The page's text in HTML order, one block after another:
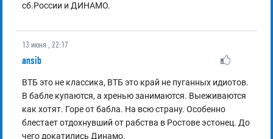
сб.России и ДИНАМО.
13 июня , 22:17
ansib
ВТБ это не классика, ВТБ это край не пуганных идиотов.
В бабле купаются, а хренью занимаются. Выеживаются
как хотят. Горе от бабла. На всю страну. Особенно
блестает отдохнувший от рабства в Ростове эстонец. До
чего докатились Динамо.